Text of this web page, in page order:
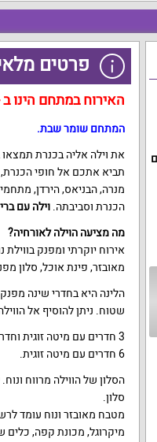
פרטים
האירוח במתחם הינו ב - 9 חדרים - עפ"י תיאום
המתחם שומר שבת.
את וילה אליה בכנרת
תביא אתכם אל חופי הכנרת,
מנרה, הבניאס, הירדן,
הכנרת וסביבתה.וילה עם
מה מציעה הוילה לאורחיה?
מאובזר, פינת אוכל, סלון
הלינה היא בחדרי שינה
שטוח. ניתן להוסיף אל הווילה עוד מיטת
3 חדרים עם מיטה זוגית וחדר רחצה.
6 חדרים עם מיטה זוגית.
סלון.
מטבח מאובזר ונוח עומד
מיקרוגל, מכונת קפה, כלים